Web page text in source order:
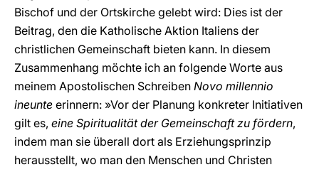
Bischof und der Ortskirche gelebt wird: Dies ist der
Beitrag, den die Katholische Aktion Italiens der
christlichen Gemeinschaft bieten kann. In diesem
Zusammenhang möchte ich an folgende Worte aus
meinem Apostolischen Schreiben Novo millennio
ineunte erinnern: »Vor der Planung konkreter Initiativen
gilt es, eine Spiritualität der Gemeinschaft zu fördern,
indem man sie überall dort als Erziehungsprinzip
herausstellt, wo man den Menschen und Christen